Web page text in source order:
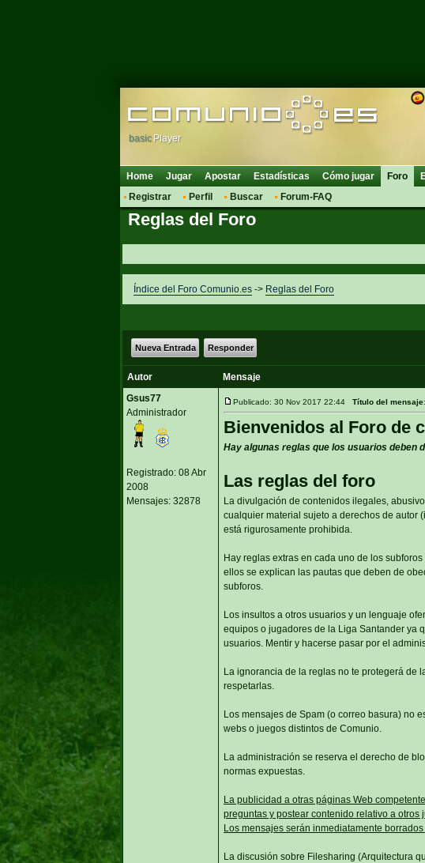
basic Player
Home Jugar Apostar Estadísticas Cómo jugar
Foro
Registrar
Perfil Buscar Forum-FAQ
Reglas del Foro
Índice del Foro Comunio.es-> Reglas del Foro
Nueva Entrada Responder
Autor
Mensaje
Gsus77
Administrador
Registrado: 08 Abr
2008
Mensajes: 32878
Publicado: 30 Nov 2017 22:44 Título del mensaje
Bienvenidos al Foro de
Hay algunas reglas que los usuarios deben
Las reglas del foro
La divulgación de contenidos ilegales,
cualquier material sujeto a derechos de autor
está rigurosamente prohibida.
Hay reglas extras en cada uno de los
ellos se explican las pautas que deben de
subforos.
Los insultos a otros usuarios y un lenguaje
equipos o jugadores de la Liga Santander ya
usuarios. Mentir y hacerse pasar por el
La ignorancia de la reglas no te protegerá de
respetarlas.
Los mensajes de Spam (o correo basura) no
webs o juegos distintos de Comunio.
La administración se reserva el derecho de
normas expuestas.
La publicidad a otras páginas Web
preguntas y postear contenido relativo a
Los mensajes serán inmediatamente
La discusión sobre Filesharing (Arquitectura